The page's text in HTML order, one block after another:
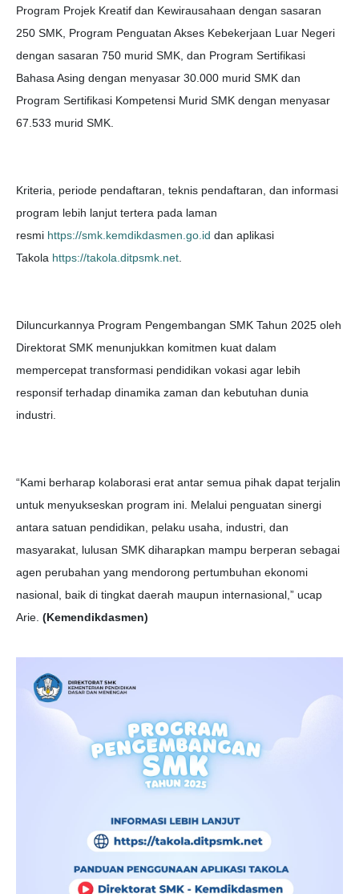
Program Projek Kreatif dan Kewirausahaan dengan sasaran
250 SMK, Program Penguatan Akses Kebekerjaan Luar Negeri
dengan sasaran 750 murid SMK, dan Program Sertifikasi
Bahasa Asing dengan menyasar 30.000 murid SMK dan
Program Sertifikasi Kompetensi Murid SMK dengan menyasar
67.533 murid SMK.
Kriteria, periode pendaftaran, teknis pendaftaran, dan informasi
program lebih lanjut tertera pada laman
resmi https://smk.kemdikdasmen.go.id dan aplikasi
Takola https://takola.ditpsmk.net.
Diluncurkannya Program Pengembangan SMK Tahun 2025 oleh
Direktorat SMK menunjukkan komitmen kuat dalam
mempercepat transformasi pendidikan vokasi agar lebih
responsif terhadap dinamika zaman dan kebutuhan dunia
industri.
“Kami berharap kolaborasi erat antar semua pihak dapat terjalin
untuk menyukseskan program ini. Melalui penguatan sinergi
antara satuan pendidikan, pelaku usaha, industri, dan
masyarakat, lulusan SMK diharapkan mampu berperan sebagai
agen perubahan yang mendorong pertumbuhan ekonomi
nasional, baik di tingkat daerah maupun internasional,” ucap
Arie. (Kemendikdasmen)